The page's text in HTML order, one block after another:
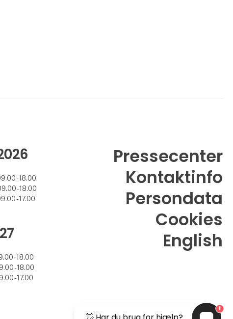
- 18.00
- 18.00
- 17.00
- 18.00
- 18.00
- 17.00
Pressecenter
Kontaktinfo
Persondata
Cookies
English
1